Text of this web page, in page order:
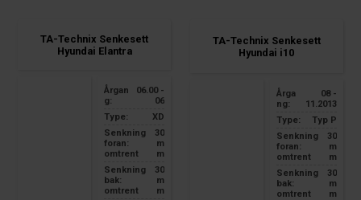
TA-Technix Senkesett
Hyundai Elantra
Årgan
g:
06.00 -
06
Type:
XD
Senkning
foran:
omtrent
30
m
m
Senkning
bak:
omtrent
30
m
m
TA-Technix Senkesett
Hyundai i10
Årga
ng:
08 -
11.2013
Type:
Typ P
Senkning
foran:
omtrent
30
m
m
Senkning
bak:
omtrent
30
m
m